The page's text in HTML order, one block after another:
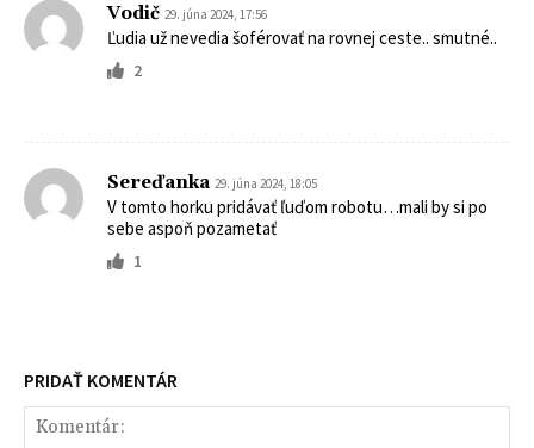
Vodič 29. júna 2024, 17:56
Ľudia už nevedia šoférovať na rovnej ceste.. smutné..
2
Sereďanka 29. júna 2024, 18:05
V tomto horku pridávať ľuďom robotu…mali by si po
sebe aspoň pozametať
1
PRIDAŤ KOMENTÁR